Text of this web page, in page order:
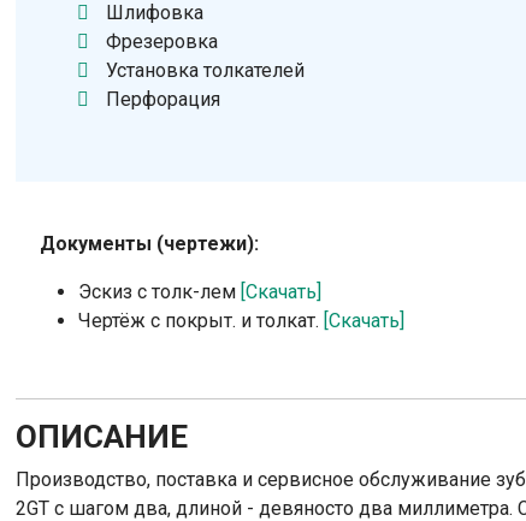
Шлифовка
Фрезеровка
Установка толкателей
Перфорация
Документы (чертежи):
Эскиз с толк-лем [Скачать]
Чертёж с покрыт. и толкат. [Скачать]
ОПИСАНИЕ
Производство, поставка и сервисное обслуживание
2GT с шагом два, длиной - девяносто два миллиметра.